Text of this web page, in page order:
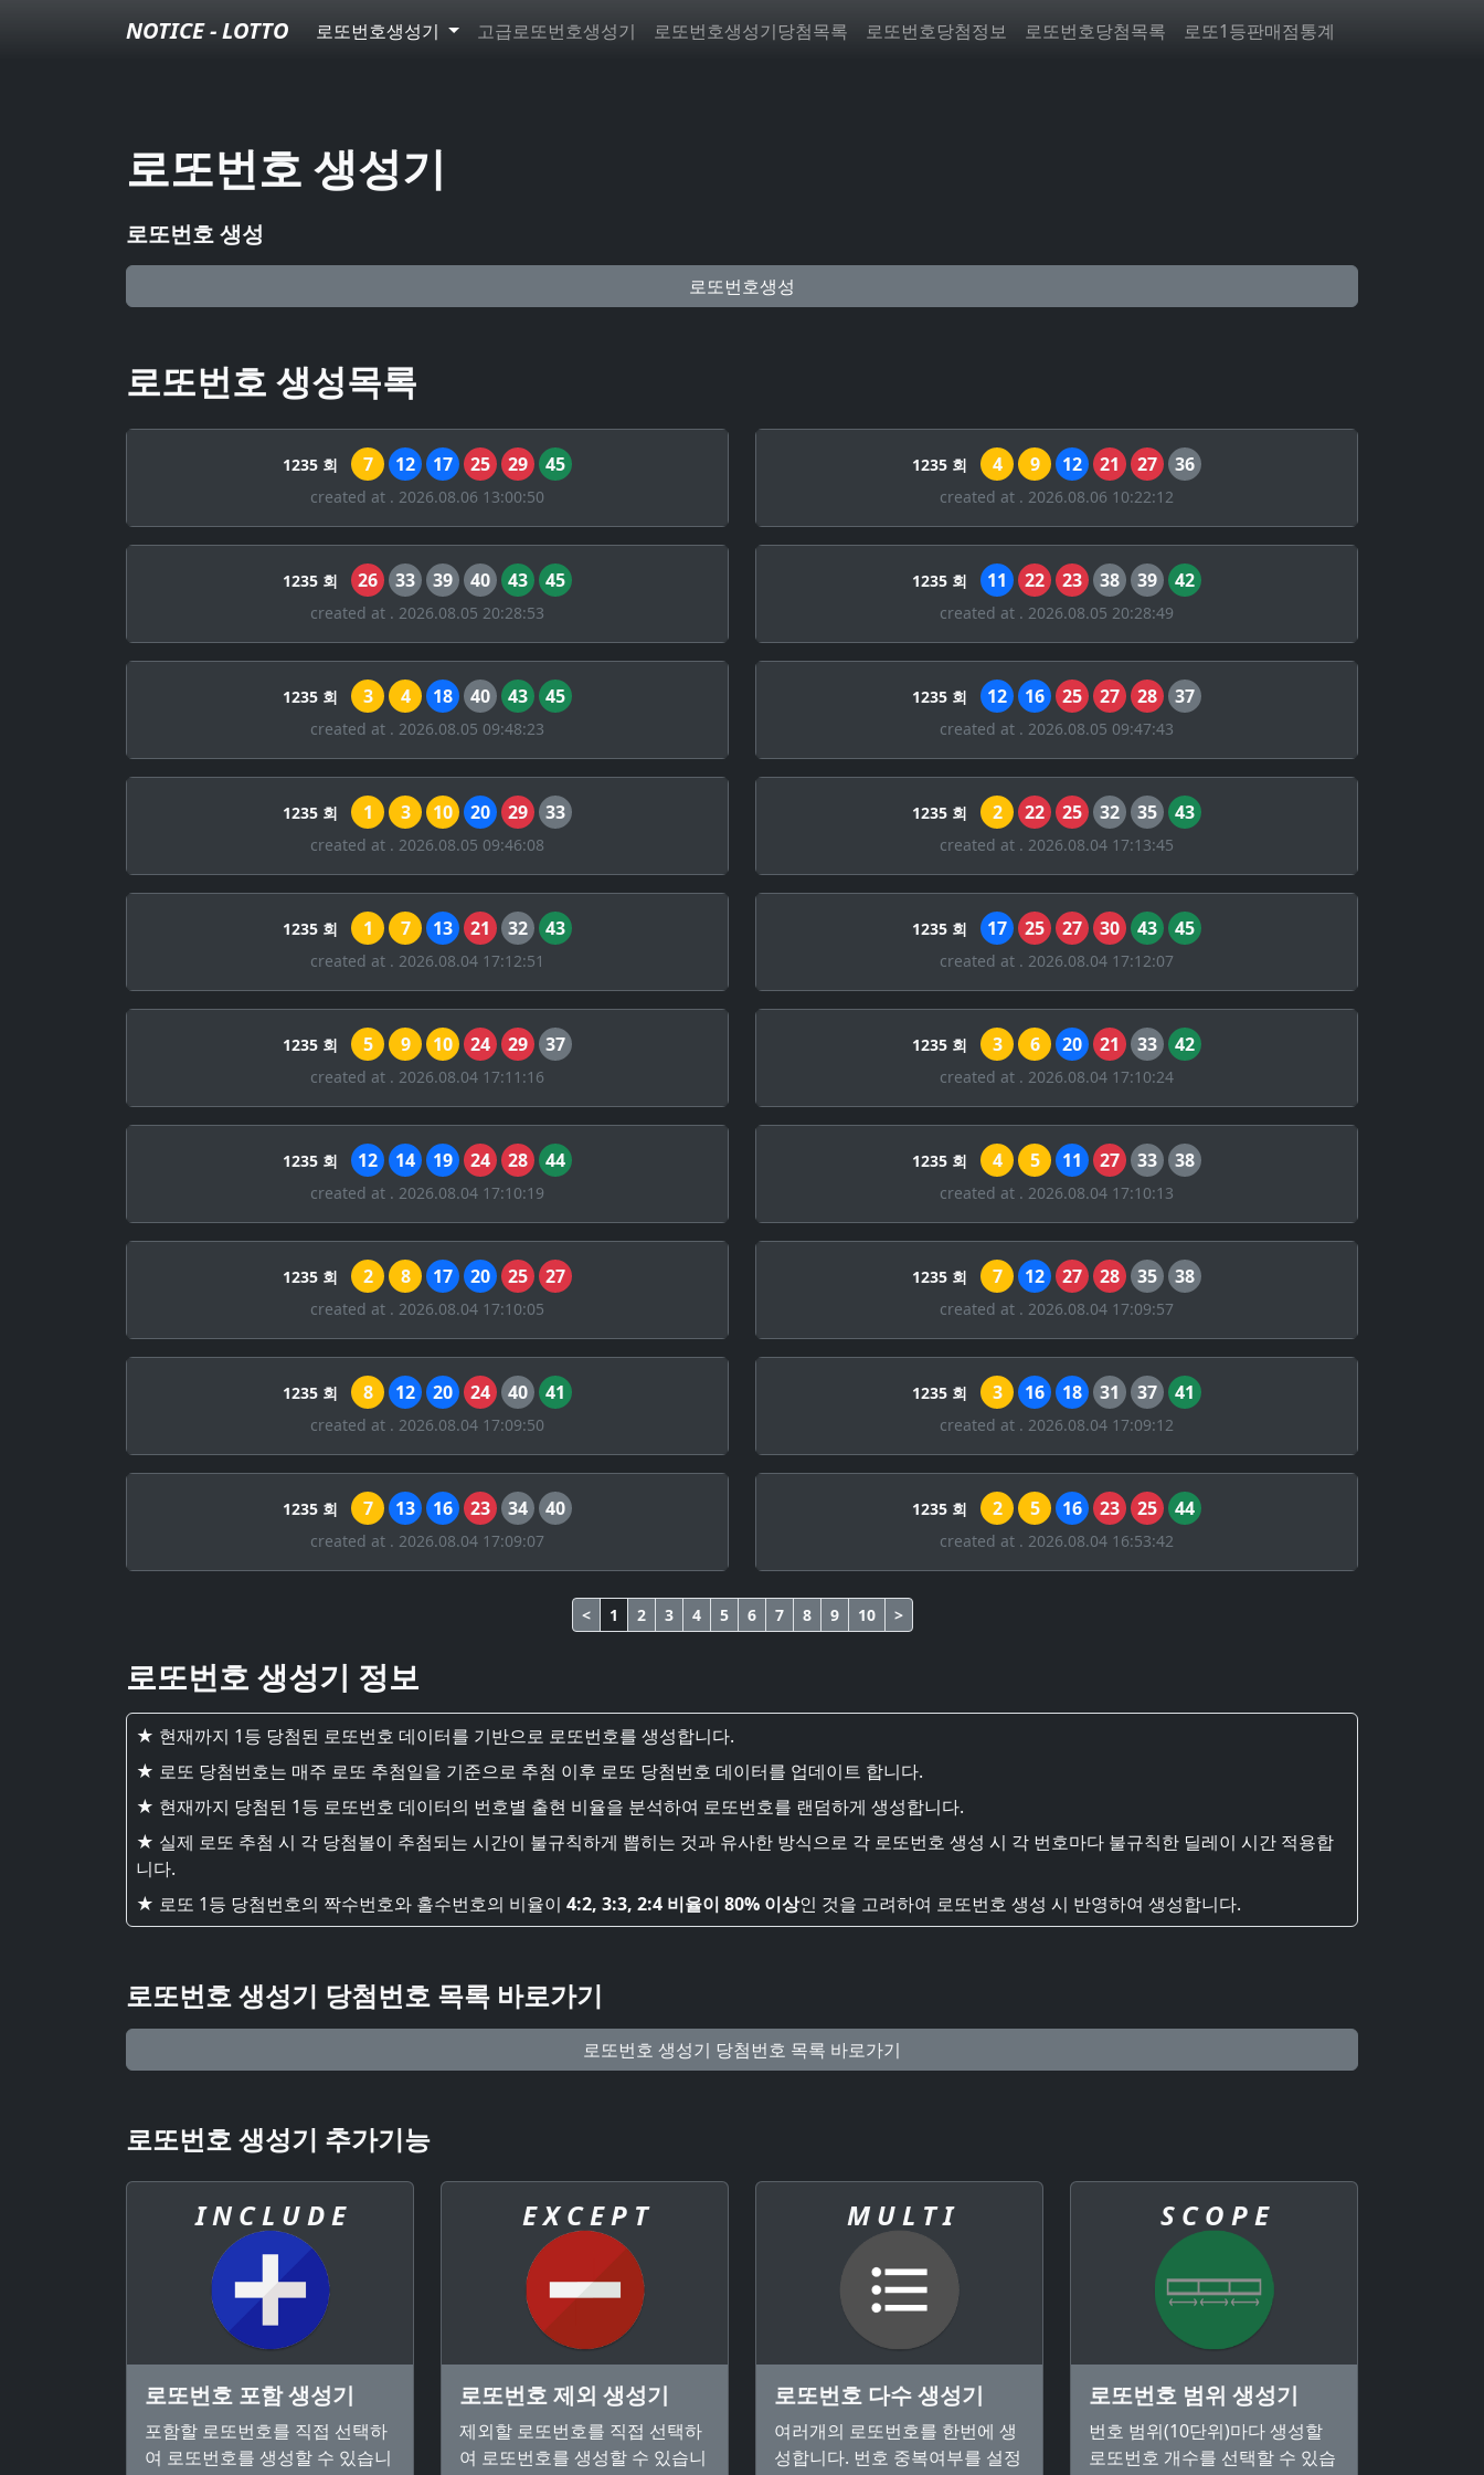
NOTICE - LOTTO 로또번호생성기 고급로또번호생성기 로또번호생성기당첨목록 로또번호당첨정보 로또번호당첨목록 로또1등판매점통계
로또번호 생성기
로또번호 생성
로또번호생성
로또번호 생성목록
1235 회 7 12 17 25 29 45
created at . 2026.08.06 13:00:50
1235 회 4 9 12 21 27 36
created at . 2026.08.06 10:22:12
1235 회 26 33 39 40 43 45
created at . 2026.08.05 20:28:53
1235 회 11 22 23 38 39 42
created at . 2026.08.05 20:28:49
1235 회 3 4 18 40 43 45
created at . 2026.08.05 09:48:23
1235 회 12 16 25 27 28 37
created at . 2026.08.05 09:47:43
1235 회 1 3 10 20 29 33
created at . 2026.08.05 09:46:08
1235 회 2 22 25 32 35 43
created at . 2026.08.04 17:13:45
1235 회 1 7 13 21 32 43
created at . 2026.08.04 17:12:51
1235 회 17 25 27 30 43 45
created at . 2026.08.04 17:12:07
1235 회 5 9 10 24 29 37
created at . 2026.08.04 17:11:16
1235 회 3 6 20 21 33 42
created at . 2026.08.04 17:10:24
1235 회 12 14 19 24 28 44
created at . 2026.08.04 17:10:19
1235 회 4 5 11 27 33 38
created at . 2026.08.04 17:10:13
1235 회 2 8 17 20 25 27
created at . 2026.08.04 17:10:05
1235 회 7 12 27 28 35 38
created at . 2026.08.04 17:09:57
1235 회 8 12 20 24 40 41
created at . 2026.08.04 17:09:50
1235 회 3 16 18 31 37 41
created at . 2026.08.04 17:09:12
1235 회 7 13 16 23 34 40
created at . 2026.08.04 17:09:07
1235 회 2 5 16 23 25 44
created at . 2026.08.04 16:53:42
< 1 2 3 4 5 6 7 8 9 10 >
로또번호 생성기 정보
★ 현재까지 1등 당첨된 로또번호 데이터를 기반으로 로또번호를 생성합니다.
★ 로또 당첨번호는 매주 로또 추첨일을 기준으로 추첨 이후 로또 당첨번호 데이터를 업데이트 합니다.
★ 현재까지 당첨된 1등 로또번호 데이터의 번호별 출현 비율을 분석하여 로또번호를 랜덤하게 생성합니다.
★ 실제 로또 추첨 시 각 당첨볼이 추첨되는 시간이 불규칙하게 뽑히는 것과 유사한 방식으로 각 로또번호 생성 시 각 번호마다 불규칙한 딜레이 시간 적용합
니다.
★ 로또 1등 당첨번호의 짝수번호와 홀수번호의 비율이 4:2, 3:3, 2:4 비율이 80% 이상인 것을 고려하여 로또번호 생성 시 반영하여 생성합니다.
로또번호 생성기 당첨번호 목록 바로가기
로또번호 생성기 당첨번호 목록 바로가기
로또번호 생성기 추가기능
I N C L U D E
로또번호 포함 생성기
포함할 로또번호를 직접 선택하
여 로또번호를 생성할 수 있습니
E X C E P T
로또번호 제외 생성기
제외할 로또번호를 직접 선택하
여 로또번호를 생성할 수 있습니
M U L T I
로또번호 다수 생성기
여러개의 로또번호를 한번에 생
성합니다. 번호 중복여부를 설정
S C O P E
로또번호 범위 생성기
번호 범위(10단위)마다 생성할
로또번호 개수를 선택할 수 있습